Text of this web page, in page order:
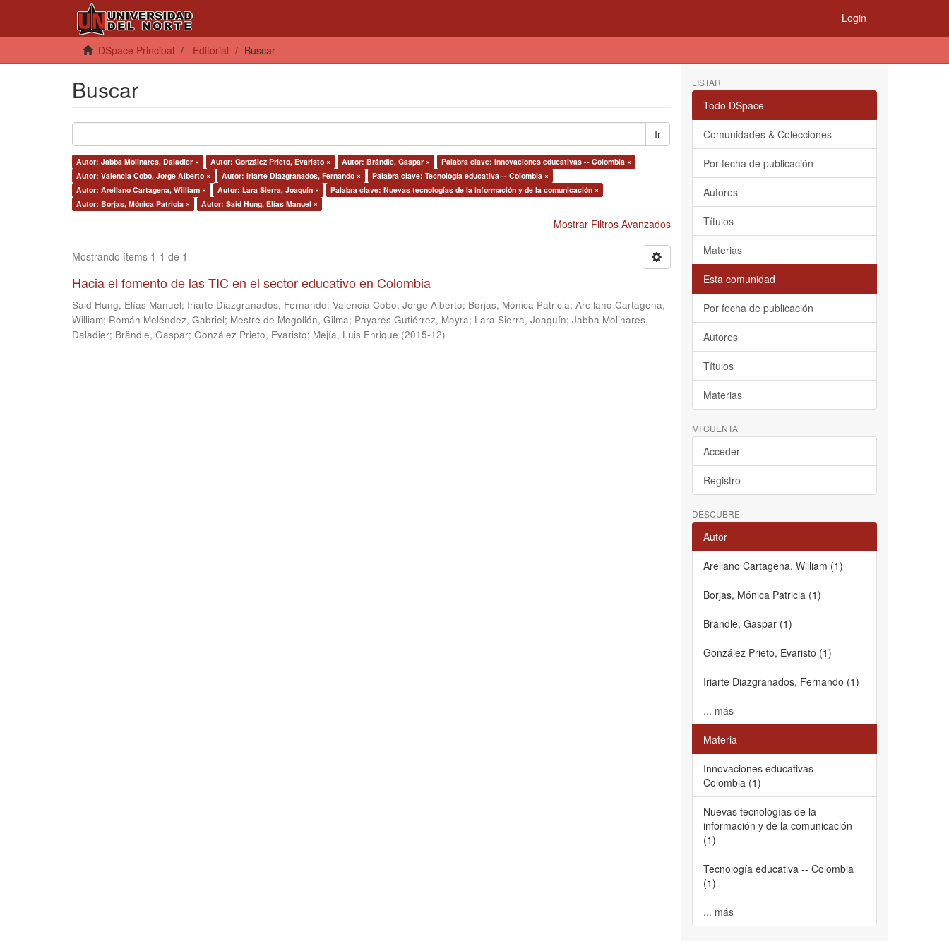
Login
DSpace Principal Editorial Buscar
Buscar
Ir
Autor: Jabba Molinares, Daladier × Autor: González Prieto, Evaristo × Autor: Brändle, Gaspar ×
Palabra clave: Innovaciones educativas -- Colombia ×
Autor: Valencia Cobo, Jorge Alberto ×
Autor: Iriarte Diazgranados, Fernando ×
Palabra clave: Tecnología educativa -- Colombia ×
Autor: Arellano Cartagena, William ×
Autor: Lara Sierra, Joaquín ×
Palabra clave: Nuevas tecnologías de la información y de la comunicación ×
Autor: Borjas, Mónica Patricia ×
Autor: Said Hung, Elías Manuel ×
Mostrar Filtros Avanzados
Mostrando ítems 1-1 de 1
Hacia el fomento de las TIC en el sector educativo en Colombia
Said Hung, Elías Manuel; Iriarte Diazgranados, Fernando; Valencia Cobo, Jorge Alberto; Borjas, Mónica Patricia; Arellano Cartagena,
William; Román Meléndez, Gabriel; Mestre de Mogollón, Gilma; Payares Gutiérrez, Mayra; Lara Sierra, Joaquín; Jabba Molinares,
Daladier; Brändle, Gaspar; González Prieto, Evaristo; Mejía, Luis Enrique (2015-12)
LISTAR
Todo DSpace
Comunidades & Colecciones
Por fecha de publicación
Autores
Títulos
Materias
Esta comunidad
Por fecha de publicación
Autores
Títulos
Materias
MI CUENTA
Acceder
Registro
DESCUBRE
Autor
Arellano Cartagena, William (1)
Borjas, Mónica Patricia (1)
Brändle, Gaspar (1)
González Prieto, Evaristo (1)
Iriarte Diazgranados, Fernando (1)
... más
Materia
Innovaciones educativas --
Colombia (1)
Nuevas tecnologías de la
información y de la comunicación
(1)
Tecnología educativa -- Colombia
(1)
... más